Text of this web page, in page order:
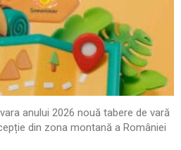
anului 2026 nouă tabere de vară
din zona montană a României